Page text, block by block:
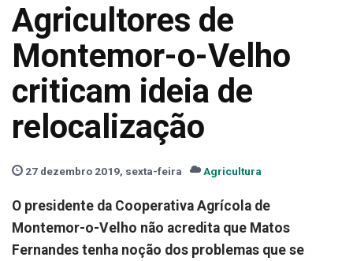
Agricultores de
Montemor-o-Velho
criticam ideia de
relocalização
27 dezembro 2019, sexta-feira Agricultura
O presidente da Cooperativa Agrícola de
Montemor-o-Velho não acredita que Matos
Fernandes tenha noção dos problemas que se